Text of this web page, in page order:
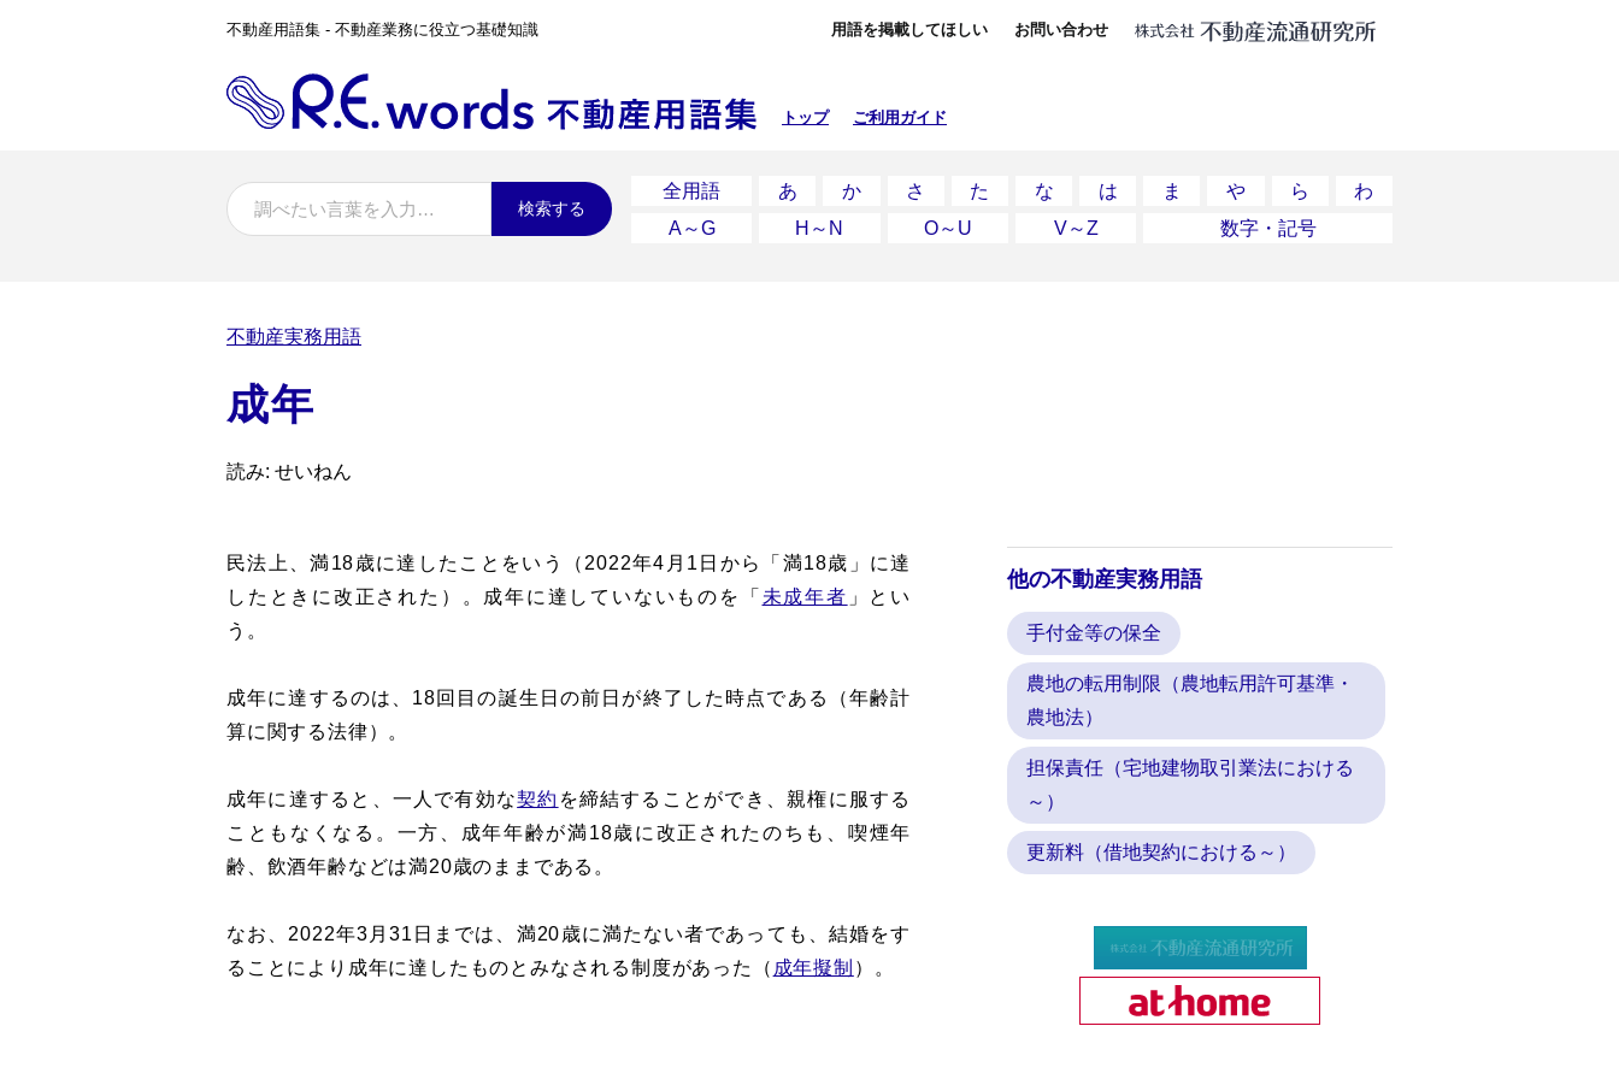
不動産用語集 - 不動産業務に役立つ基礎知識 用語を掲載してほしい お問い合わせ
トップ ご利用ガイド
検索する
全用語 あ か さ た な は ま や ら
わ
A～G
H～N O～U V～Z 数字・記号
不動産実務用語
成年
読み: せいねん
民法上、満18歳に達したことをいう（2022年4月1日から「満18歳」に達
したときに改正された）。成年に達していないものを「 未成年者 」とい
う。
成年に達するのは、18回目の誕生日の前日が終了した時点である（年齢計
算に関する法律）。
成年に達すると、一人で有効な契約 を締結することができ、親権に服する
こともなくなる。一方、成年年齢が満18歳に改正されたのちも、喫煙年
齢、飲酒年齢などは満20歳のままである。
なお、2022年3月31日までは、満20歳に満たない者であっても、結婚をす
ることにより成年に達したものとみなされる制度があった（ 成年擬制 ）。
他の不動産実務用語
手付金等の保全
農地の転用制限（農地転用許可基準・
農地法）
担保責任（宅地建物取引業法における
～）
更新料（借地契約における～）